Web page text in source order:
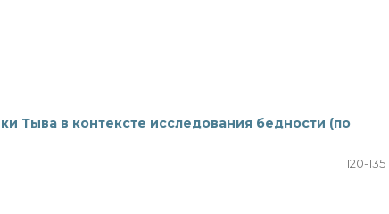
Тыва в контексте исследования бедности (по
120-135